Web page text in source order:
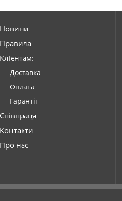
Новини
Правила
Клієнтам:
Доставка
Оплата
Гарантії
Співпраця
Контакти
Про нас